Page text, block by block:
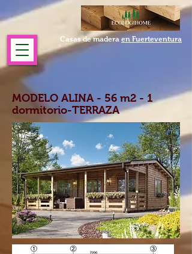
Casas de maderaen Fuerteventura
MODELO ALINA - 56 m2 - 1
dormitorio-TERRAZA